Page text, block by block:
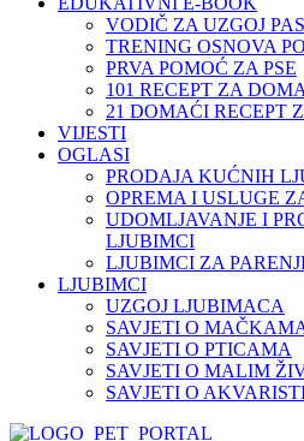
VODIČ ZA UZGOJ
TRENING OSNOVA
PRVA POMOĆ ZA PSE
101 RECEPT ZA
21 DOMAĆI RECEPT
VIJESTI
OGLASI
PRODAJA KUĆNIH
OPREMA I USLUGE
UDOMLJAVANJE I
LJUBIMCI
LJUBIMCI ZA
LJUBIMCI
UZGOJ LJUBIMACA
SAVJETI O
SAVJETI O PTICAMA
SAVJETI O MALIM
SAVJETI O